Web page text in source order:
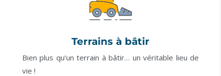
Terrains à bâtir
Bien plus qu’un terrain à bâtir… un véritable lieu de
vie !